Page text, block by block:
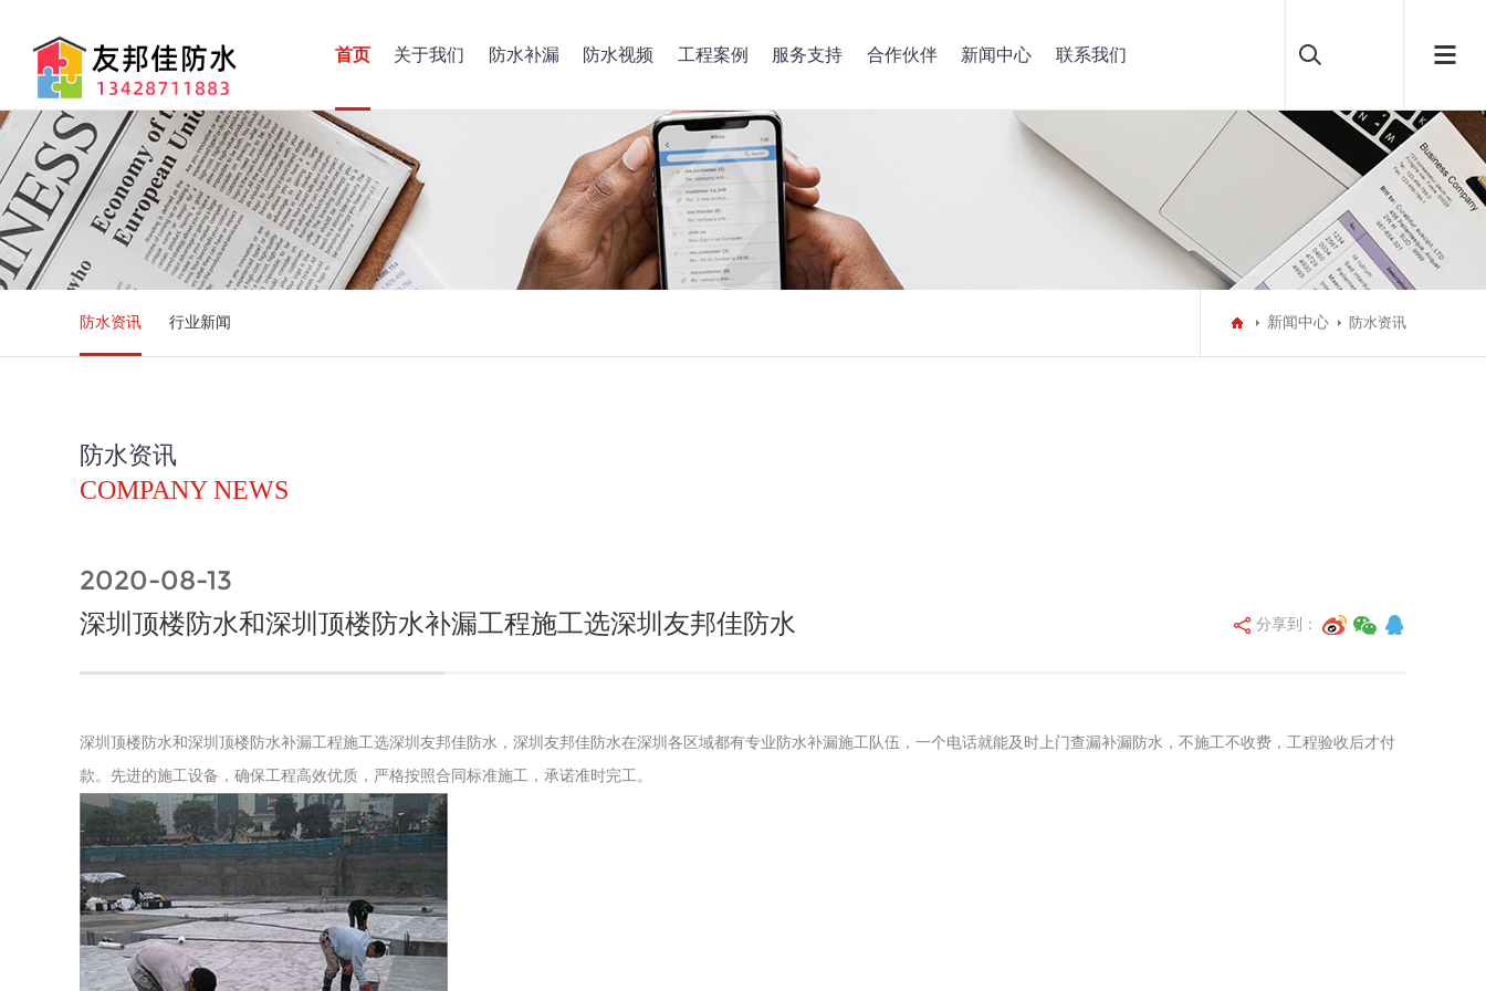
首页 关于我们 防水补漏 防水视频 工程案例 服务支持 合作伙伴 新闻中心 联系我们
防水资讯 行业新闻 新闻中心 防水资讯
防水资讯
COMPANY NEWS
2020-08-13
深圳顶楼防水和深圳顶楼防水补漏工程施工选深圳友邦佳防水 分享到：
深圳顶楼防水和深圳顶楼防水补漏工程施工选深圳友邦佳防水，深圳友邦佳防水在深圳各区域都有专业防水补漏施工队伍，一个电话就能及时上门查漏补漏防水，不施工不收费，工程验收后才付
款。 先进的施工设备，确保工程高效优质， 严格按照合同标准施工，承诺准时完工。